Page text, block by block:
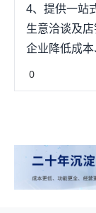
4、提供一站
生意洽谈及
企业降低成本
0